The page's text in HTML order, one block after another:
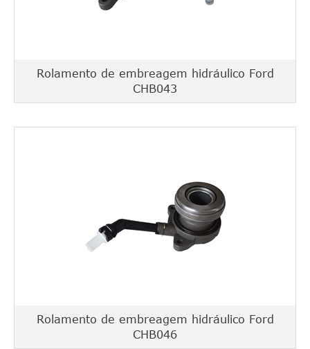
Rolamento de embreagem hidráulico Ford
CHB043
Rolamento de embreagem hidráulico Ford
CHB046